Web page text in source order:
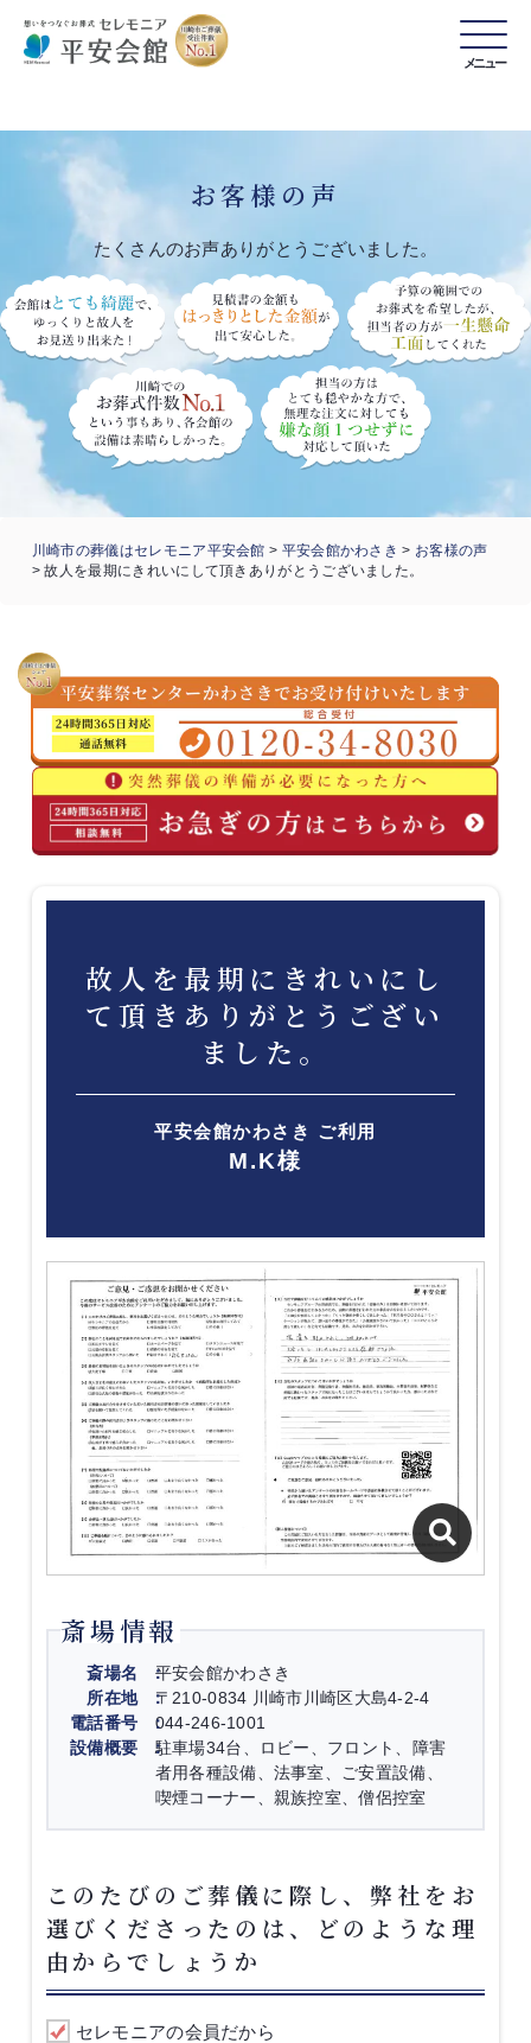
メニュー
お客様の声
たくさんのお声ありがとうございました。
川崎市の葬儀はセレモニア平安会館 > 平安会館かわさき > お客様の声
>故人を最期にきれいにして頂きありがとうございました。
故人を最期にきれいにし
て頂きありがとうござい
ました。
平安会館かわさき ご利用
M.K様
斎場情報
斎場名
平安会館かわさき
所在地
〒210-0834 川崎市川崎区大島4-2-4
電話番号
044-246-1001
設備概要
駐車場34台、ロビー、フロント、障害
者用各種設備、法事室、ご安置設備、
喫煙コーナー、親族控室、僧侶控室
このたびのご葬儀に際し、弊社をお
選びくださったのは、どのような理
由からでしょうか
セレモニアの会員だから